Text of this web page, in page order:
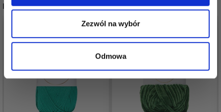
Zezwól na wybór
Odmowa
POLECANE DLA CIEBIE